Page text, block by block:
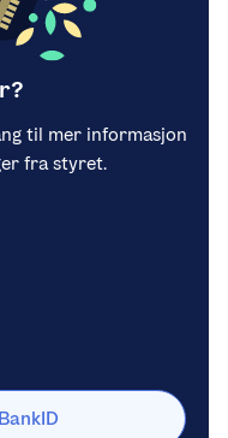
til mer informasjon
fra styret.